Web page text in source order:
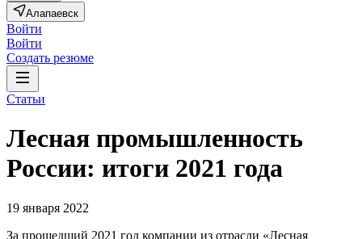
Алапаевск
Войти
Войти
Создать резюме
Статьи
Лесная промышленность
России: итоги 2021 года
19 января 2022
За прошедший 2021 год компании из отрасли «Лесная